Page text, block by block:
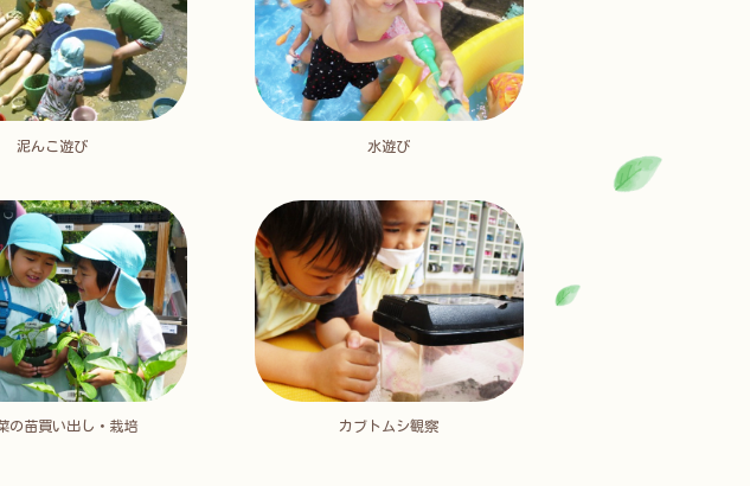
泥んこ遊び 水遊び
の苗買い出し・栽培 カブトムシ観察